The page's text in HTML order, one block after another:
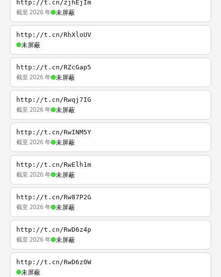
http://t.cn/zjhEjIm
截至 2026 年 未屏蔽
http://t.cn/RhXloUV
未屏蔽
http://t.cn/RZcGap5
截至 2026 年 未屏蔽
http://t.cn/Rwqj7IG
截至 2026 年 未屏蔽
http://t.cn/RwINM5Y
截至 2026 年 未屏蔽
http://t.cn/RwElh1m
截至 2026 年 未屏蔽
http://t.cn/Rw87P2G
截至 2026 年 未屏蔽
http://t.cn/RwD6z4p
截至 2026 年 未屏蔽
http://t.cn/RwD6z0W
未屏蔽